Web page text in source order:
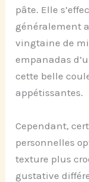
pâte. Elle
généralement
vingtaine de
empanadas
cette belle
appétissantes.
Cependant,
personnelles
texture plus
gustative